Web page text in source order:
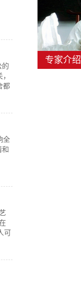
都
全
可
专家介绍